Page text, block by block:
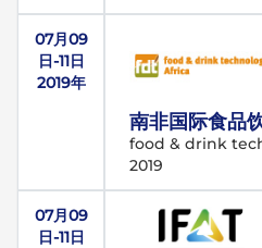
07月09
日-11日
2019年
南非国际食品
food & drink
2019
07月09
日-11日